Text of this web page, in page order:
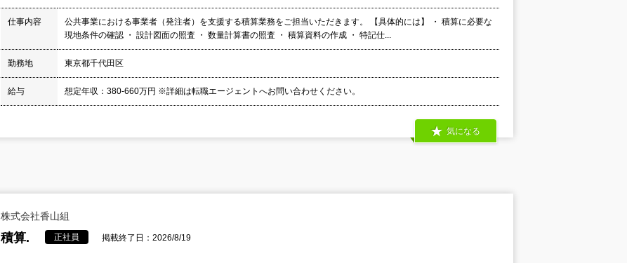
仕事内容
公共事業における事業者（発注者）を支援する積算業務をご担当いただきます。 【具体的には】 ・ 積算に必要な
現地条件の確認 ・ 設計図面の照査 ・ 数量計算書の照査 ・ 積算資料の作成 ・ 特記仕...
勤務地 東京都千代田区
給与 想定年収：380-660万円 ※詳細は転職エージェントへお問い合わせください。
気になる
株式会社香山組
積算. 正社員 掲載終了日：2026/8/19